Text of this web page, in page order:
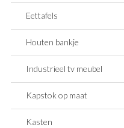
Eettafels
Houten bankje
Industrieel tv meubel
Kapstok op maat
Kasten